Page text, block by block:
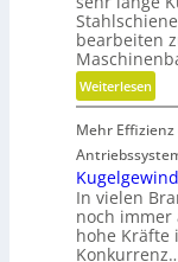
bearbeiten
Weiterlesen:
M
e
h
r
F
l
e
Mehr
In vielen
noch immer
hohe Kräfte